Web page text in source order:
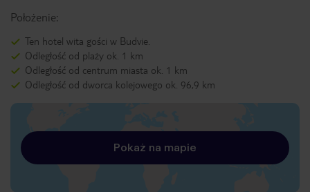
Położenie:
Ten hotel wita gości w Budvie.
Odległość od plaży ok. 1 km
Odległość od centrum miasta ok. 1 km
Odległość od dworca kolejowego ok. 96,9 km
Pokaż na mapie